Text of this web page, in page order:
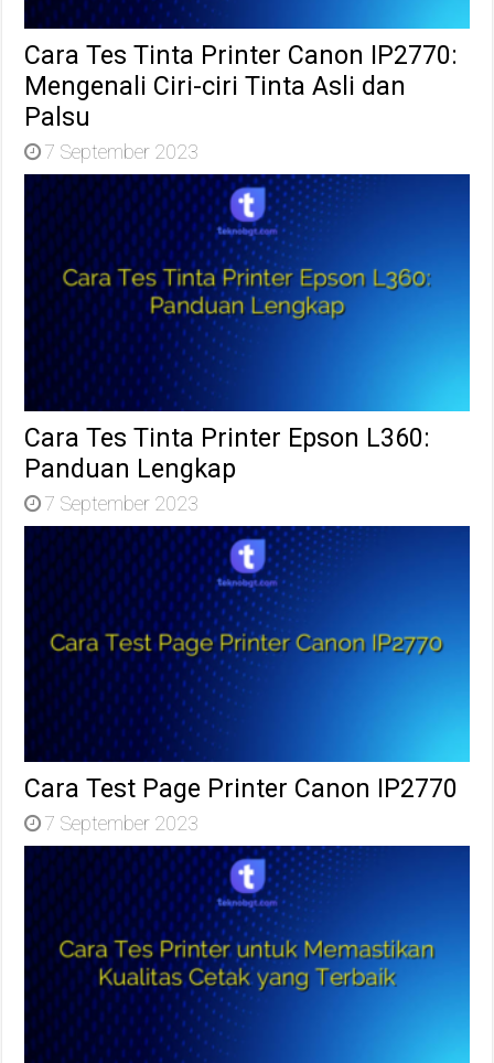
Cara Tes Tinta Printer Canon IP2770:
Mengenali Ciri-ciri Tinta Asli dan
Palsu
7 September 2023
Cara Tes Tinta Printer Epson L360:
Panduan Lengkap
7 September 2023
Cara Test Page Printer Canon IP2770
7 September 2023